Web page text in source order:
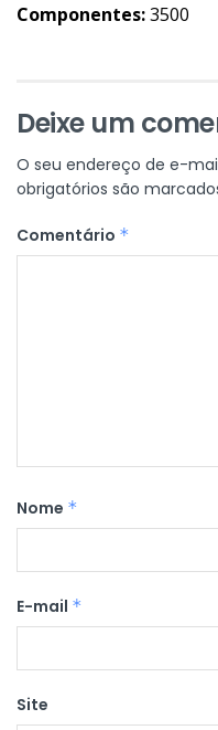
Componentes:3500
Deixe um
O seu endereço de e-
obrigatórios são
Comentário *
Nome *
E-mail *
Site